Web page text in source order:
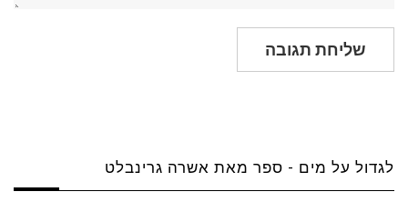
לגדול על מים - ספר מאת אשרה גרינבלט